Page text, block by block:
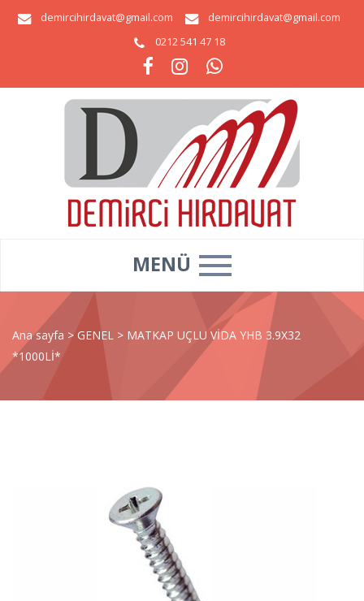
demircihirdavat@gmail.com
demircihirdavat@gmail.com
0212 541 47 18
MENÜ
Ana sayfa > GENEL > MATKAP UÇLU VİDA YHB 3.9X32
*1000Lİ*